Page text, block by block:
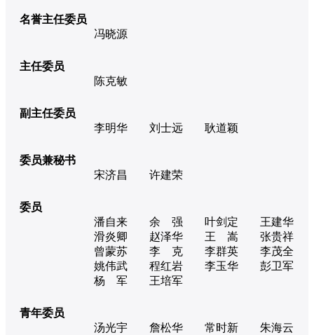
名誉主任委员
冯晓源
主任委员
陈克敏
副主任委员
李明华
刘士远 耿道颖
委员兼秘书
宋济昌
许建荣
委员
潘自来
余 强 叶剑定
王建华
滑炎卿
赵泽华 王 嵩
张贵祥
曾蒙苏
李 克 李群英
李茂全
姚伟武
程红岩 李玉华
彭卫军
杨 军
王培军
青年委员
汤光宇
詹松华 常时新 朱海云